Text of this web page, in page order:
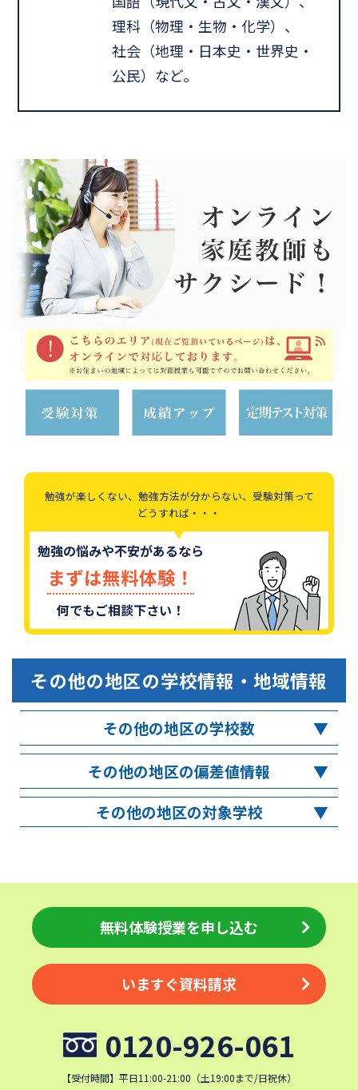
理科（物理・生物・化学）、
社会（地理・日本史・世界史・
公民）など。
勉強が楽しくない、勉強方法が分からない、受験対策って
どうすれば・・・
勉強の悩みや不安があるなら
まずは無料体験！
何でもご相談下さい！
その他の地区の学校情報・地域情報
その他の地区の学校数
その他の地区の偏差値情報
その他の地区の対象学校
無料体験授業を申し込む
いますぐ資料請求
0120-926-061
【受付時間】平日11:00-21:00（土19:00まで/日祝休）